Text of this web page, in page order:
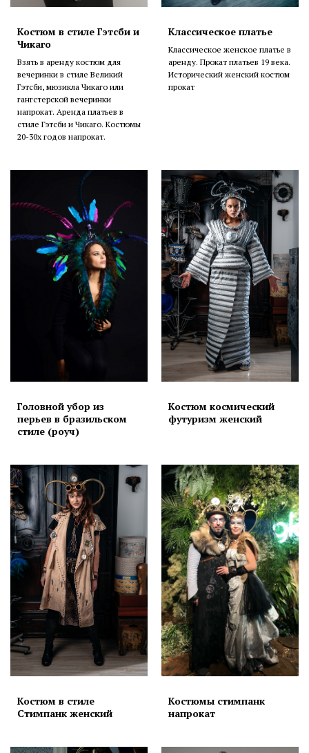
Костюм в стиле Гэтсби и
Чикаго
Взять в аренду костюм для
вечеринки в стиле Великий
Гэтсби, мюзикла Чикаго или
гангстерской вечеринки
напрокат. Аренда платьев в
стиле Гэтсби и Чикаго. Костюмы
20-30х годов напрокат.
Классическое платье
Классическое женское платье в
аренду. Прокат платьев 19 века.
Исторический женский костюм
прокат
Головной убор из
перьев в бразильском
стиле (роуч)
Костюм космический
футуризм женский
Костюм в стиле
Стимпанк женский
Костюмы стимпанк
напрокат